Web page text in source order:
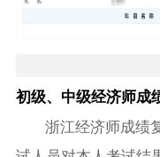
初级、中级经济师成
浙江经济师成绩